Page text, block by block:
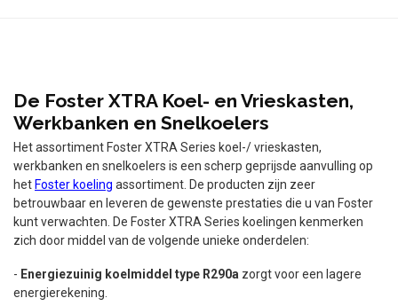
De Foster XTRA Koel- en Vrieskasten,
Werkbanken en Snelkoelers
Het assortiment Foster XTRA Series koel-/ vrieskasten,
werkbanken en snelkoelers is een scherp geprijsde aanvulling op
het Foster koeling assortiment. De producten zijn zeer
betrouwbaar en leveren de gewenste prestaties die u van Foster
kunt verwachten. De Foster XTRA Series koelingen kenmerken
zich door middel van de volgende unieke onderdelen:
- Energiezuinig koelmiddel type R290a zorgt voor een lagere
energierekening.